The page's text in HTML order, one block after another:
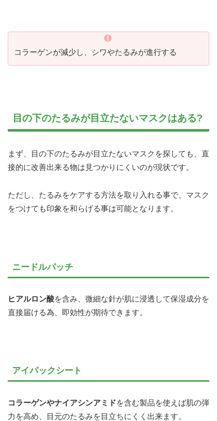
コラーゲンが減少し、シワやたるみが進行する
目の下のたるみが目立たないマスクはある?
まず、目の下のたるみが目立たないマスクを探しても、直
接的に改善出来る物は見つかりにくいのが現状です。
ただし、たるみをケアする方法を取り入れる事で、マスク
をつけても印象を和らげる事は可能となります。
ニードルパッチ
ヒアルロン酸を含み、微細な針が肌に浸透して保湿成分を
直接届ける為、即効性が期待できます。
アイパックシート
コラーゲンやナイアシンアミドを含む製品を使えば肌の弾
力を高め、目元のたるみを目立ちにくく出来ます。